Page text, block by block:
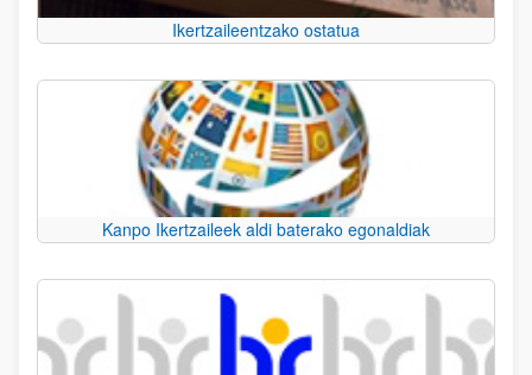
Ikertzaileentzako ostatua
Kanpo Ikertzaileek aldi baterako egonaldiak